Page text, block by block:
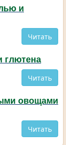
и
Читать
глютена
Читать
овощами
Читать